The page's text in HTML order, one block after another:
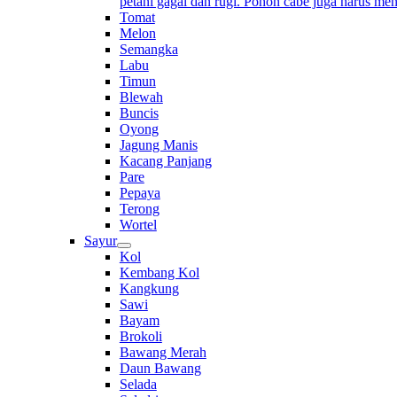
Tomat
Melon
Semangka
Labu
Timun
Blewah
Buncis
Oyong
Jagung Manis
Kacang Panjang
Pare
Pepaya
Terong
Wortel
Sayur
Kol
Kembang Kol
Kangkung
Sawi
Bayam
Brokoli
Bawang Merah
Daun Bawang
Selada